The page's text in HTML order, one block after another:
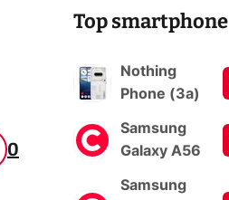
0
Top smartphone
Nothing
Phone (3a)
Samsung
Galaxy A56
Samsung